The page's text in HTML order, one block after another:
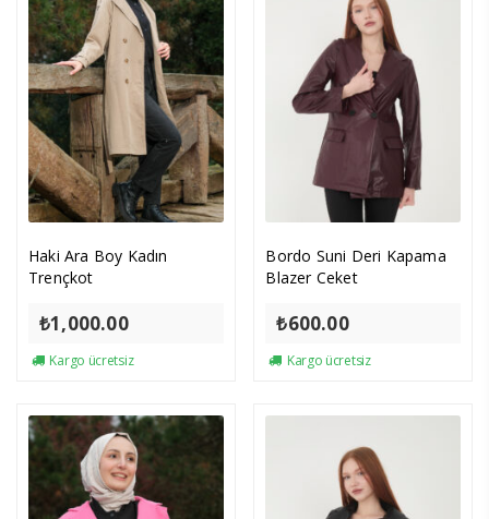
Haki Ara Boy Kadın
Trençkot
₺1,000.00
Kargo ücretsiz
Bordo Suni Deri Kapama
Blazer Ceket
₺600.00
Kargo ücretsiz